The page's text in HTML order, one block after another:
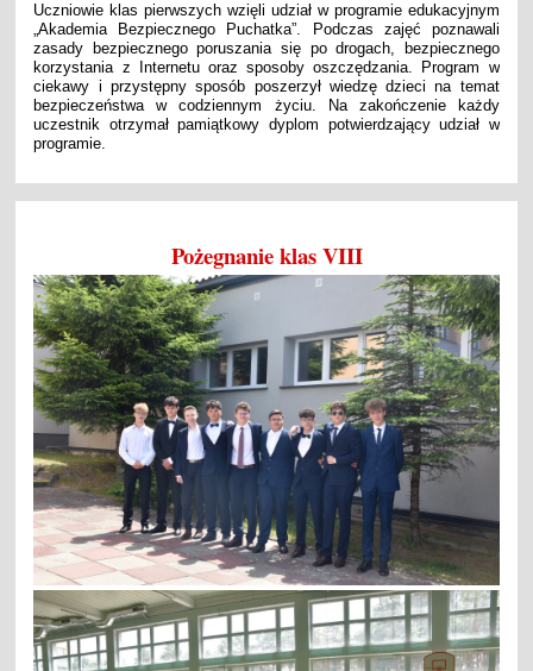
Uczniowie klas pierwszych wzięli udział w programie edukacyjnym
„Akademia Bezpiecznego Puchatka”. Podczas zajęć poznawali
zasady bezpiecznego poruszania się po drogach, bezpiecznego
korzystania z Internetu oraz sposoby oszczędzania. Program w
ciekawy i przystępny sposób poszerzył wiedzę dzieci na temat
bezpieczeństwa w codziennym życiu. Na zakończenie każdy
uczestnik otrzymał pamiątkowy dyplom potwierdzający udział w
programie.
Pożegnanie klas VIII